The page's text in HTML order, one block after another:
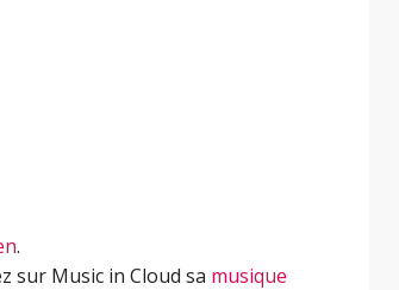
.
sur Music in Cloud sa musique